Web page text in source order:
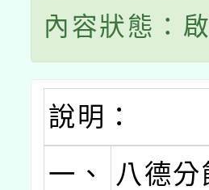
內容狀態：
說明：
一、
八德